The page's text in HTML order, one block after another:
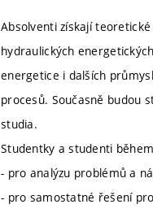
Absolventi získají
hydraulických
energetice i dalších
procesů. Současně budou
studia.
Studentky a studenti
- pro analýzu problémů a
- pro samostatné řešení